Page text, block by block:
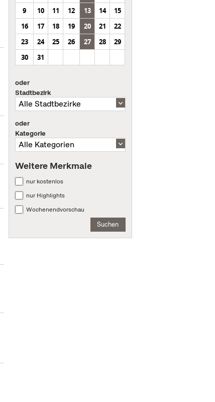
9
10 11 12 13 14
15
16
17 18 19 20 21
22
23
24 25 26 27 28
29
30
31
oder
Stadtbezirk
oder
Kategorie
Weitere Merkmale
nur kostenlos
nur Highlights
Wochenendvorschau
Suchen